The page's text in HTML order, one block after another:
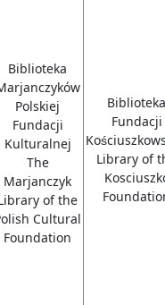
Biblioteka
Polskiej
Fundacji
Kulturalnej
The
Marjanczyk
of the
Cultural
Foundation
Biblioteka
Fundacji
Library of